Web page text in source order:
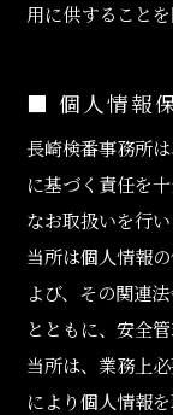
用に供することを
■ 個人情報
長崎検番事務所
に基づく責任を
なお取扱いを行い
当所は個人情報
よび、その関連
とともに、安全
当所は、業務上
により個人情報を